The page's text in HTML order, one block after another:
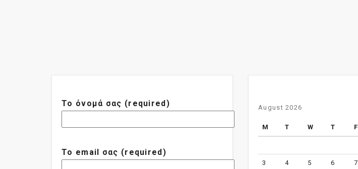
Το όνομά σας (required)
Το email σας (required)
August 2026
M T W T F
3 4 5 6 7